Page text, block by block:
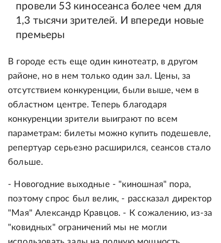
провели 53 киносеанса более чем для
1,3 тысячи зрителей. И впереди новые
премьеры
В городе есть еще один кинотеатр, в другом
районе, но в нем только один зал. Цены, за
отсутствием конкуренции, были выше, чем в
областном центре. Теперь благодаря
конкуренции зрители выиграют по всем
параметрам: билеты можно купить подешевле,
репертуар серьезно расширился, сеансов стало
больше.
- Новогодние выходные - "киношная" пора,
поэтому спрос был велик, - рассказал директор
"Мая" Александр Кравцов. - К сожалению, из-за
"ковидных" ограничений мы не могли